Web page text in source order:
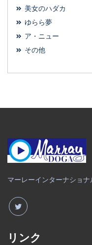
美女のハダカ
ゆらら夢
ア・ニュー
その他
マーレーインターナショ
リンク